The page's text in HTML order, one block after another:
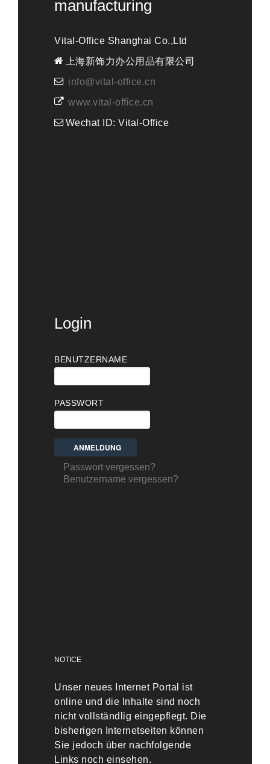
manufacturing
Vital-Office Shanghai Co.,Ltd
上海新饰力办公用品有限公司
info@vital-office.cn
www.vital-office.cn
Wechat ID: Vital-Office
Login
BENUTZERNAME
PASSWORT
Passwort vergessen?
Benutzername vergessen?
NOTICE
Unser neues Internet Portal ist
online und die Inhalte sind noch
nicht vollständlig eingepflegt. Die
bisherigen Internetseiten können
Sie jedoch über nachfolgende
Links noch einsehen.